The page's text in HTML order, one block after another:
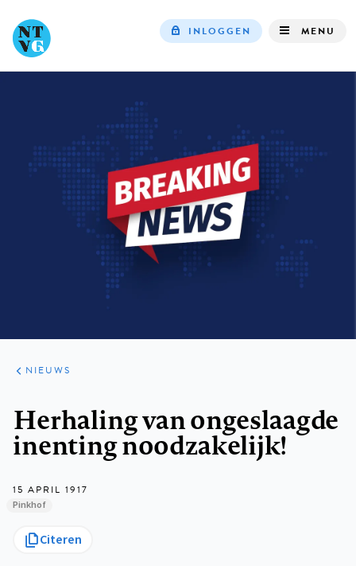
INLOGGEN MENU
ARTIKELEN
HET
KORT
NIEUWS
Herhaling van ongeslaagde
inenting noodzakelijk!
15 APRIL 1917
Pinkhof
Citeren